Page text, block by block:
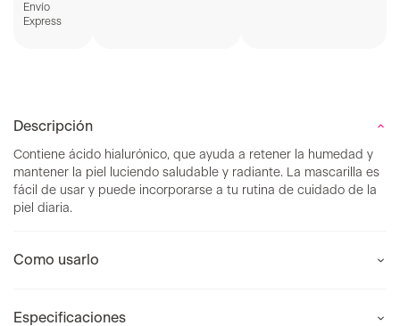
Envío
Express
Descripción
Contiene ácido hialurónico, que ayuda a retener la humedad y
mantener la piel luciendo saludable y radiante. La mascarilla es
fácil de usar y puede incorporarse a tu rutina de cuidado de la
piel diaria.
Como usarlo
Especificaciones